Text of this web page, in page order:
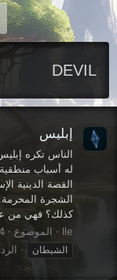
DEVIL
إبليس
الناس تكره
له أسباب
القصة الدينية
الشجرة
كذلك؟ فهي من
Ile
الموضوع
الشيطان